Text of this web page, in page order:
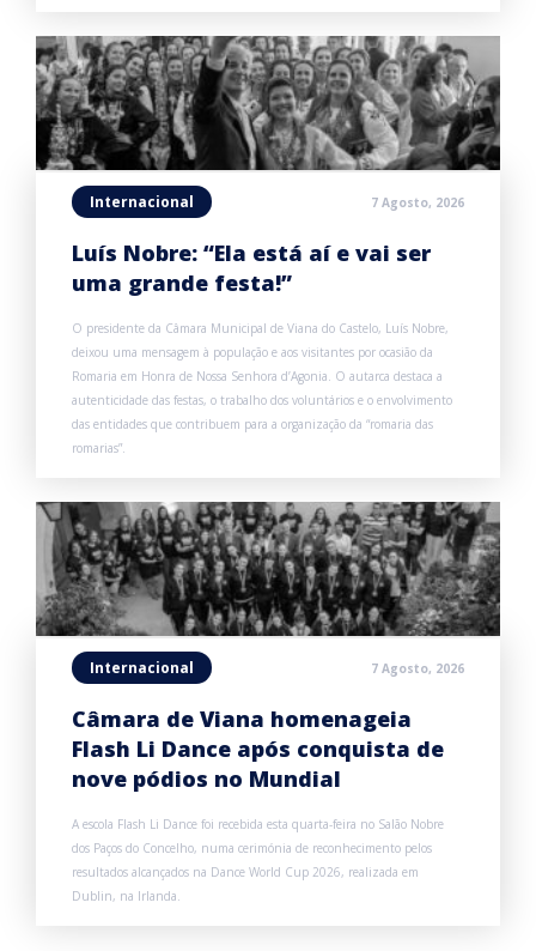
Internacional 7 Agosto, 2026
Luís Nobre: “Ela está aí e vai ser
uma grande festa!”
O presidente da Câmara Municipal de Viana do Castelo, Luís Nobre,
deixou uma mensagem à população e aos visitantes por ocasião da
Romaria em Honra de Nossa Senhora d’Agonia. O autarca destaca a
autenticidade das festas, o trabalho dos voluntários e o envolvimento
das entidades que contribuem para a organização da “romaria das
romarias”.
Internacional 7 Agosto, 2026
Câmara de Viana homenageia
Flash Li Dance após conquista de
nove pódios no Mundial
A escola Flash Li Dance foi recebida esta quarta-feira no Salão Nobre
dos Paços do Concelho, numa cerimónia de reconhecimento pelos
resultados alcançados na Dance World Cup 2026, realizada em
Dublin, na Irlanda.